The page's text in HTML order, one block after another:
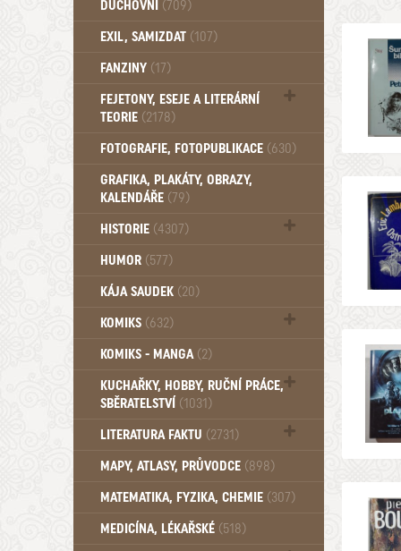
DUCHOVNÍ (709)
Okultismus (110)
EXIL, SAMIZDAT (107)
FANZINY (17)
FEJETONY, ESEJE A LITERÁRNÍ
TEORIE (2178)
Citáty, aforismy, snáře, přísloví,
FOTOGRAFIE, FOTOPUBLIKACE (630)
GRAFIKA, PLAKÁTY, OBRAZY,
KALENDÁŘE (79)
HISTORIE (4307)
Mytologie, Mýty, Báje, Pověsti (203)
HUMOR (577)
KÁJA SAUDEK (20)
KOMIKS (632)
Komiks - Čtyřlístek (234)
KOMIKS - MANGA (2)
KUCHAŘKY, HOBBY, RUČNÍ PRÁCE,
SBĚRATELSTVÍ (1031)
Dům a byt (102)
LITERATURA FAKTU (2731)
Katalogy (503)
MAPY, ATLASY, PRŮVODCE (898)
MATEMATIKA, FYZIKA, CHEMIE (307)
MEDICÍNA, LÉKAŘSKÉ (518)